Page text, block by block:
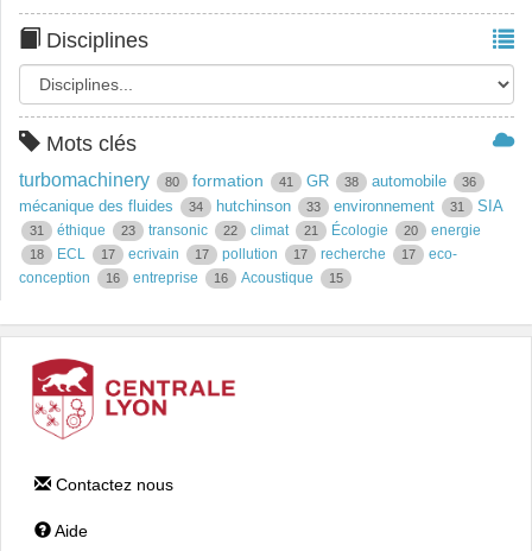
Disciplines
Mots clés
turbomachinery 80 formation 41 GR 38 automobile 36
mécanique des fluides 34 hutchinson 33 environnement 31 SIA
31 éthique 23 transonic 22 climat 21 Écologie 20 energie
18 ECL 17 ecrivain 17 pollution 17 recherche 17
eco-
conception
16 entreprise 16 Acoustique 15
Contactez nous
Aide